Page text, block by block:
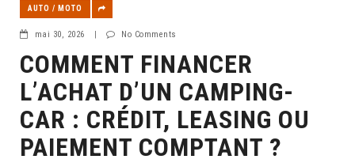
AUTO / MOTO
mai 30, 2026 | No Comments
COMMENT FINANCER
L’ACHAT D’UN CAMPING-
CAR : CRÉDIT, LEASING OU
PAIEMENT COMPTANT ?